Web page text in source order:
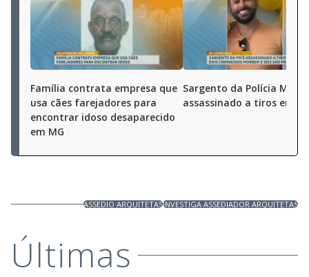
Família contrata empresa que
usa cães farejadores para
encontrar idoso desaparecido
em MG
Sargento da Polícia
assassinado a tiros em
ASSEDIO ARQUITETASINVESTIGA ASSEDIADOR ARQUITETAS
Últimas